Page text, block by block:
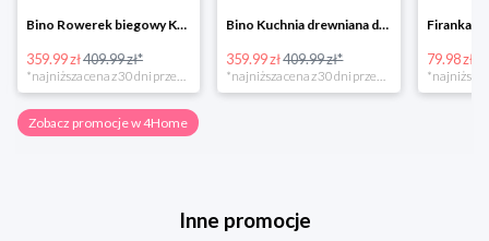
Bino Rowerek biegowy Krecik
359.99 zł409.99 zł*
Bino Kuchnia drewniana dla dzieci Provence
359.99 zł409.99 zł* 79.98 zł
Zobacz promocje w 4Home
Inne promocje